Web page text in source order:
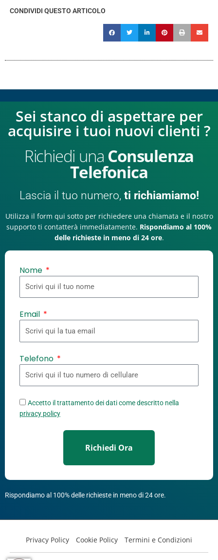
CONDIVIDI QUESTO ARTICOLO
Sei stanco di aspettare per
acquisire i tuoi nuovi clienti ?
Richiedi una Consulenza
Telefonica
Lascia il tuo numero, ti richiamiamo!
Utilizza il form qui sotto per richiedere una chiamata e il nostro
supporto ti contatterà immediatamente. Rispondiamo al 100%
delle richieste in meno di 24 ore.
Nome
Email
Telefono
Accetto il trattamento dei dati come descritto nella
privacy policy
Richiedi Ora
Rispondiamo al 100% delle richieste in meno di 24 ore.
Privacy Policy Cookie Policy Termini e Condizioni